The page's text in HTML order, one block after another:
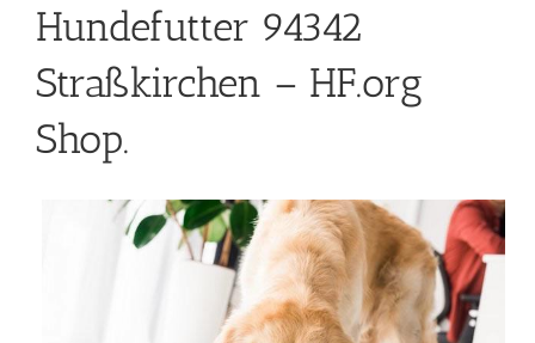
Hundefutter 94342
Straßkirchen – HF.org
Shop.